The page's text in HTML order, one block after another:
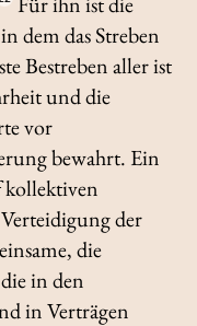
dem das Streben
Bestreben aller ist
und die
vor
bewahrt. Ein
kollektiven
der
die
in den
in Verträgen